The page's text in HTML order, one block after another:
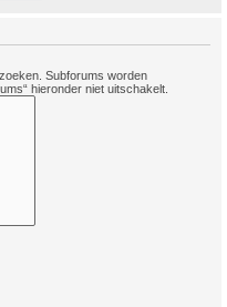
Subforums worden
hieronder niet uitschakelt.